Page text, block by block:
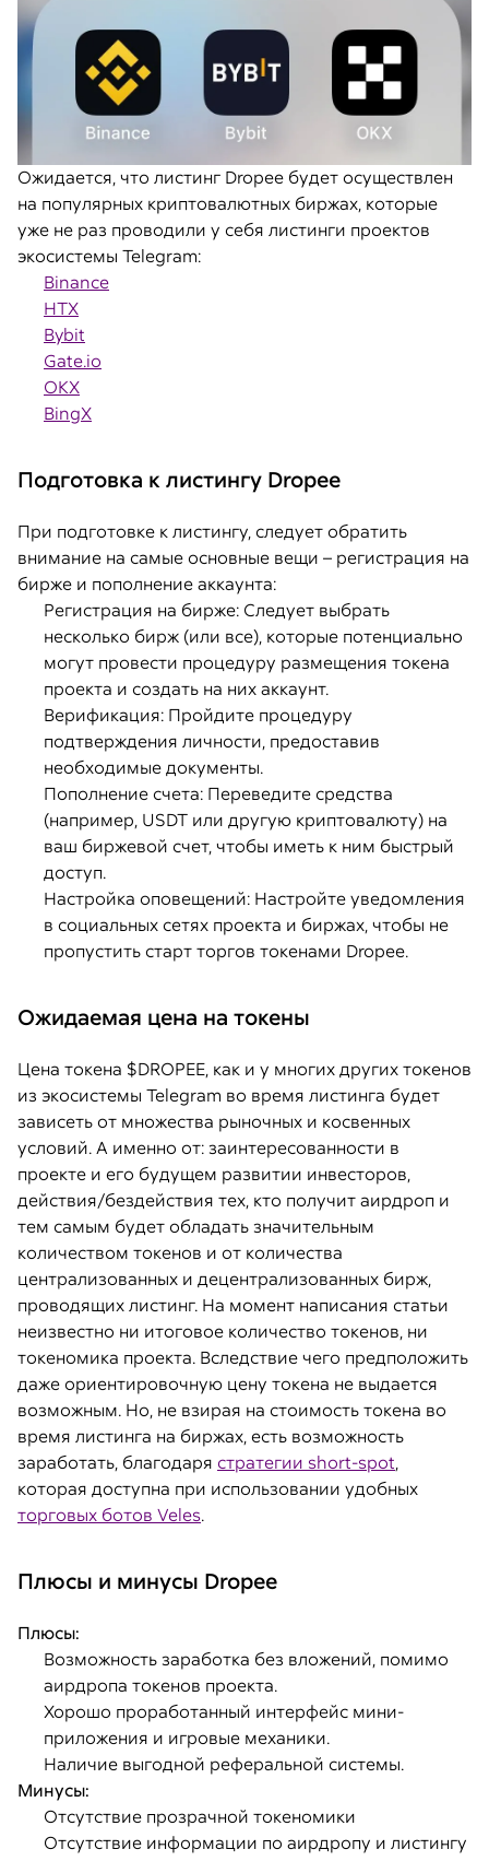
Ожидается, что листинг Dropee будет осуществлен
на популярных криптовалютных биржах, которые
уже не раз проводили у себя листинги проектов
экосистемы Telegram:
Binance
HTX
Bybit
Gate.io
OKX
BingX
Подготовка к листингу Dropee
При подготовке к листингу, следует обратить
внимание на самые основные вещи – регистрация на
бирже и пополнение аккаунта:
Регистрация на бирже: Следует выбрать
несколько бирж (или все), которые потенциально
могут провести процедуру размещения токена
проекта и создать на них аккаунт.
Верификация: Пройдите процедуру
подтверждения личности, предоставив
необходимые документы.
Пополнение счета: Переведите средства
(например, USDT или другую криптовалюту) на
ваш биржевой счет, чтобы иметь к ним быстрый
доступ.
Настройка оповещений: Настройте уведомления
в социальных сетях проекта и биржах, чтобы не
пропустить старт торгов токенами Dropee.
Ожидаемая цена на токены
Цена токена $DROPEE, как и у многих других токенов
из экосистемы Telegram во время листинга будет
зависеть от множества рыночных и косвенных
условий. А именно от: заинтересованности в
проекте и его будущем развитии инвесторов,
действия/бездействия тех, кто получит аирдроп и
тем самым будет обладать значительным
количеством токенов и от количества
централизованных и децентрализованных бирж,
проводящих листинг. На момент написания статьи
неизвестно ни итоговое количество токенов, ни
токеномика проекта. Вследствие чего предположить
даже ориентировочную цену токена не выдается
возможным. Но, не взирая на стоимость токена во
время листинга на биржах, есть возможность
заработать, благодаря стратегии short-spot,
которая доступна при использовании удобных
торговых ботов Veles.
Плюсы и минусы Dropee
Плюсы:
Возможность заработка без вложений, помимо
аирдропа токенов проекта.
Хорошо проработанный интерфейс мини-
приложения и игровые механики.
Наличие выгодной реферальной системы.
Минусы:
Отсутствие прозрачной токеномики
Отсутствие информации по аирдропу и листингу